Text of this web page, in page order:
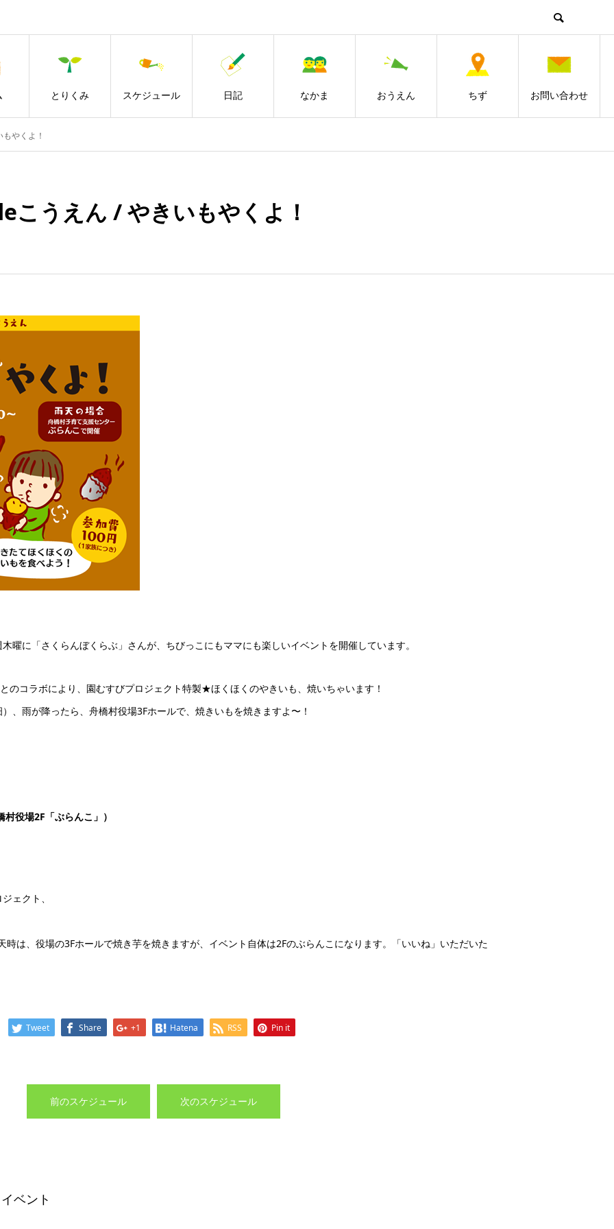
とりくみ スケジュール 日記 なかま おうえん ちず お問い合わせ
やくよ！
こうえん / やきいもやくよ！
曜に「さくらんぼくらぶ」さんが、ちびっこにもママにも楽しいイベントを開催しています。
のコラボにより、園むすびプロジェクト特製★ほくほくのやきいも、焼いちゃいます！
、雨が降ったら、舟橋村役場3Fホールで、焼きいもを焼きますよ〜！
役場2F「ぶらんこ」）
ェクト、
は、役場の3Fホールで焼き芋を焼きますが、イベント自体は2Fのぶらんこになります。「いいね」いただいた
Tweet Share +1 Hatena RSS Pin it
前のスケジュール 次のスケジュール
ベント